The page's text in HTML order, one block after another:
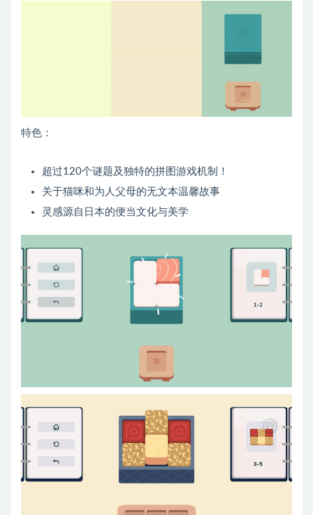
特色：
超过120个谜题及独特的拼图游戏机制！
关于猫咪和为人父母的无文本温馨故事
灵感源自日本的便当文化与美学